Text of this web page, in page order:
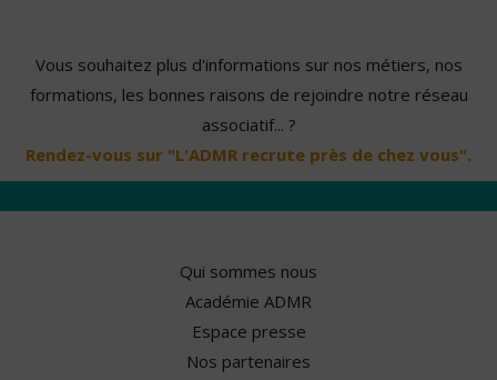
Vous souhaitez plus d'informations sur nos métiers, nos
formations, les bonnes raisons de rejoindre notre réseau
associatif... ?
Rendez-vous sur "L'ADMR recrute près de chez vous".
Qui sommes nous
Académie ADMR
Espace presse
Nos partenaires